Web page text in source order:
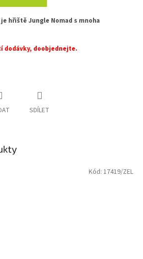
hřiště Jungle Nomad s mnoha
dodávky, doobjednejte.
SDÍLET
Kód: 17419/ZEL